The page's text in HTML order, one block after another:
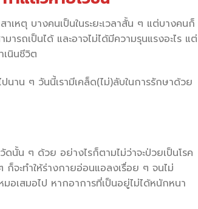
หตุ บางคนเป็นในระยะเวลาสั้น ๆ แต่บางคนก็
ารถเป็นได้ และอาจไม่ได้มีความรุนแรงอะไร แต่
เนินชีวิต
นาน ๆ วันนี้เรามีเคล็ด(ไม่)ลับในการรักษาด้วย
นั้น ๆ ด้วย อย่างไรก็ตามไม่ว่าจะป่วยเป็นโรค
จะทำให้ร่างกายอ่อนแอลงเรื่อย ๆ จนไม่
อเสมอไป หากอาการที่เป็นอยู่ไม่ได้หนักหนา